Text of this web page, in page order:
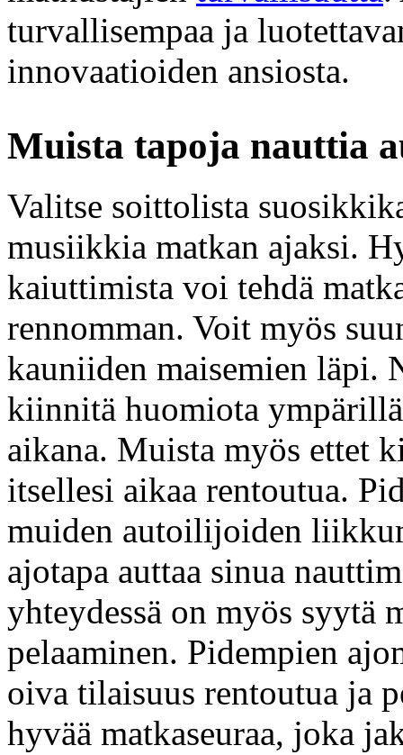
turvallisempaa ja
innovaatioiden ansiosta.
Muista tapoja nauttia
Valitse soittolista
musiikkia matkan ajaksi.
kaiuttimista voi tehdä
rennomman. Voit myös
kauniiden maisemien läpi.
kiinnitä huomiota
aikana. Muista myös ettet
itsellesi aikaa rentoutua.
muiden autoilijoiden
ajotapa auttaa sinua
yhteydessä on myös syytä
pelaaminen. Pidempien
oiva tilaisuus rentoutua ja
hyvää matkaseuraa, joka